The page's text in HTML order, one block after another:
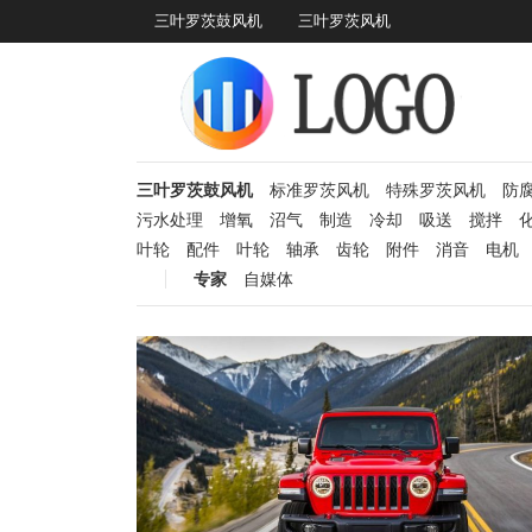
三叶罗茨鼓风机 三叶罗茨风机
三叶罗茨鼓风机 标准罗茨风机 特殊罗茨风机
防
污水处理
增氧 沼气 制造 冷却 吸送 搅拌
叶轮
配件 叶轮 轴承 齿轮 附件 消音
电机
专家
自媒体